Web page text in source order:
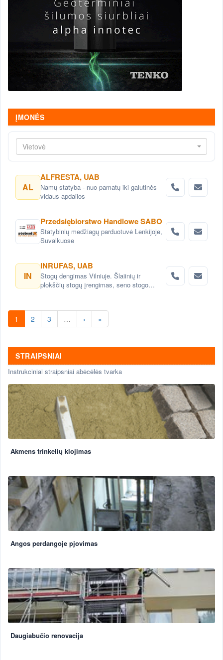
ĮMONĖS
Vietovė
AL
ALFRESTA, UAB
Namų statyba - nuo pamatų iki galutinės
vidaus apdailos
Przedsiębiorstwo Handlowe SABO
Statybinių medžiagų parduotuvė Lenkijoje,
Suvalkuose
IN
INRUFAS, UAB
Stogų dengimas Vilniuje. Šlaiinių ir
plokščių stogų įrengimas, seno stogo
Vilniuje. Stogų remonto darbai, stogo
renovacija Vilniuje.
1 2 3 … › »
STRAIPSNIAI
Instrukciniai straipsniai abėcėlės tvarka
Akmens trinkelių klojimas
Angos perdangoje pjovimas
Daugiabučio renovacija